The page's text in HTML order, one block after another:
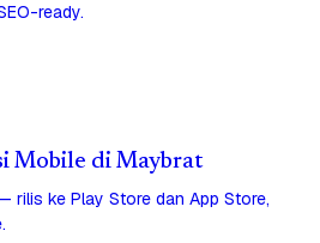
ready.
Mobile di Maybrat
rilis ke Play Store dan App Store,